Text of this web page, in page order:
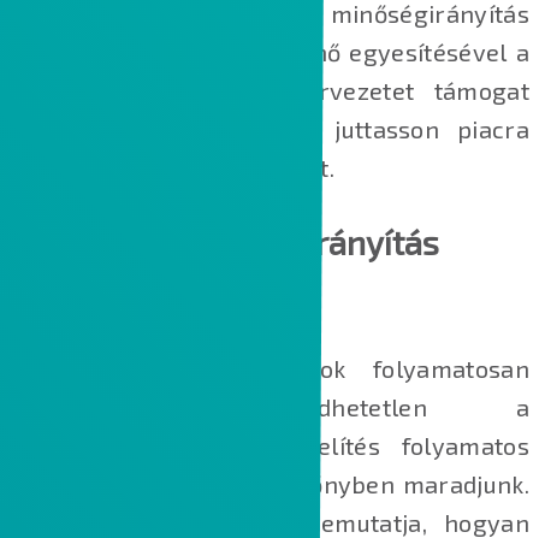
tervekhez. A PLM és a minőségirányítás
egyetlen platformon történő egyesítésével a
PTC minden méretű szervezetet támogat
abban, hogy gyorsabban juttasson piacra
kiváló minőségű termékeket.
Kezdje el a minőségirányítás
Ahogy az ügyfélelvárások folyamatosan
növekednek, elengedhetetlen a
termékfejlesztési megközelítés folyamatos
fejlesztése ahhoz, hogy előnyben maradjunk.
Az Aberdeen Research bemutatja, hogyan